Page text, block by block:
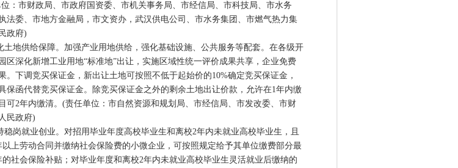
：市财政局、市政府国资委、市机关事务局、市经信局、市科技局、市水务
法委、市地方金融局，市文资办，武汉供电公司、市水务集团、市燃气热力集
政府)
供给保障。加强产业用地供给，强化基础设施、公共服务等配套。在各级开
区深化新增工业用地“标准地”出让，实施区域性统一评价成果共享，企业免费
。下调竞买保证金，新出让土地可按照不低于起始价的10%确定竞买保证金，
保函代替竞买保证金。除竞买保证金之外的剩余土地出让价款，允许在1年内缴
可2年内缴清。(责任单位：市自然资源和规划局、市经信局、市发改委、市财
民政府)
就业创业。对招用毕业年度高校毕业生和离校2年内未就业高校毕业生，且
以上劳动合同并缴纳社会保险费的小微企业，可按照规定给予其单位缴费部分最
的社会保险补贴；对毕业年度和离校2年内未就业高校毕业生灵活就业后缴纳的